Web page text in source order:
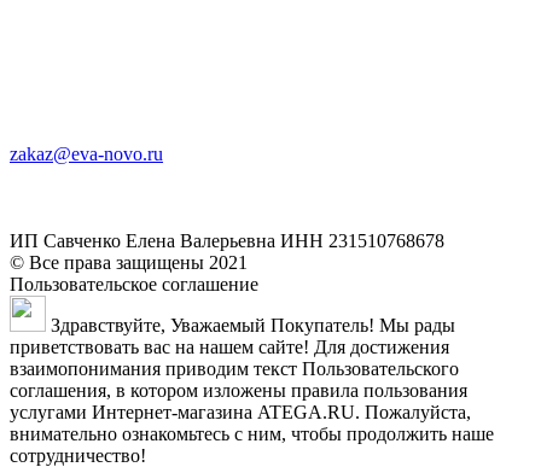
zakaz@eva-novo.ru
ИП Савченко Елена Валерьевна ИНН 231510768678
© Все права защищены 2021
Пользовательское соглашение
Здравствуйте, Уважаемый Покупатель! Мы рады
приветствовать вас на нашем сайте! Для достижения
взаимопонимания приводим текст Пользовательского
соглашения, в котором изложены правила пользования
услугами Интернет-магазина ATEGA.RU. Пожалуйста,
внимательно ознакомьтесь с ним, чтобы продолжить наше
сотрудничество!